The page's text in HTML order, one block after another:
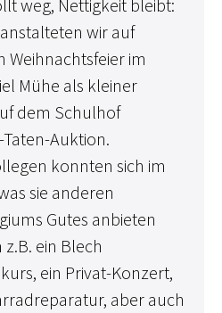
weg, Nettigkeit bleibt:
wir auf
Weihnachtsfeier im
Mühe als kleiner
dem Schulhof
Auktion.
konnten sich im
sie anderen
Gutes anbieten
ein Blech
ein Privat-Konzert,
aber auch